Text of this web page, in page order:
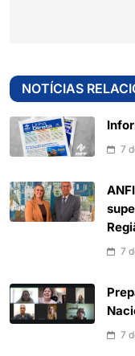
NOTÍCIAS
7
7
7